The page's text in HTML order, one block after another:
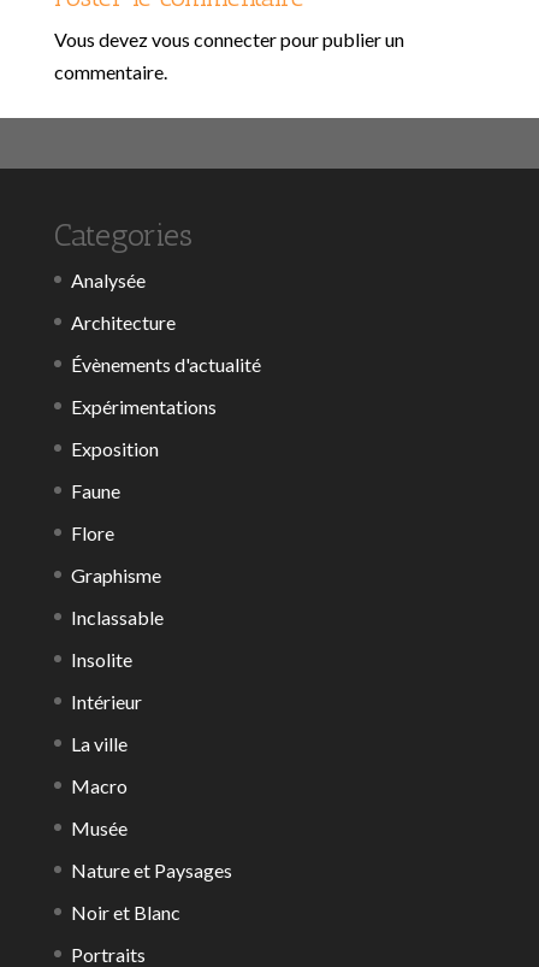
Vous devezvous connecterpour publier un
commentaire.
Categories
Analysée
Architecture
Évènements d'actualité
Expérimentations
Exposition
Faune
Flore
Graphisme
Inclassable
Insolite
Intérieur
La ville
Macro
Musée
Nature et Paysages
Noir et Blanc
Portraits